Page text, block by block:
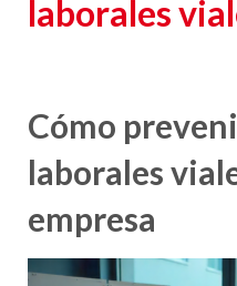
laborales
Cómo
laborales
empresa